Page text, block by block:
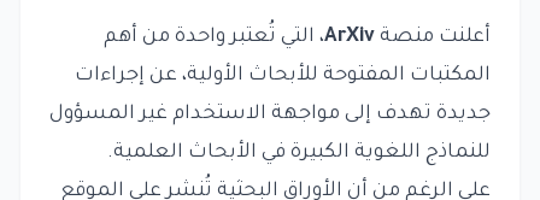
أعلنت منصة ArXiv، التي تُعتبر واحدة من أهم
المكتبات المفتوحة للأبحاث الأولية، عن إجراءات
جديدة تهدف إلى مواجهة الاستخدام غير المسؤول
للنماذج اللغوية الكبيرة في الأبحاث العلمية.
على الرغم من أن الأوراق البحثية تُنشر على الموقع